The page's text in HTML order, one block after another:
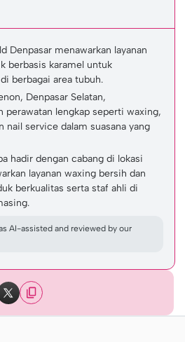
Denpasar menawarkan layanan
berbasis karamel untuk
berbagai area tubuh.
Denpasar Selatan,
perawatan lengkap seperti waxing,
nail service dalam suasana yang
hadir dengan cabang di lokasi
layanan waxing bersih dan
berkualitas serta staf ahli di
AI-assisted and reviewed by our